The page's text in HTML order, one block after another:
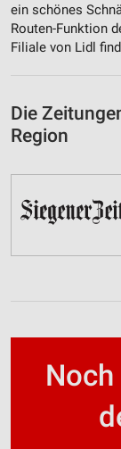
ein schönes
Routen-Funktion
Filiale von Lidl
Die
Region